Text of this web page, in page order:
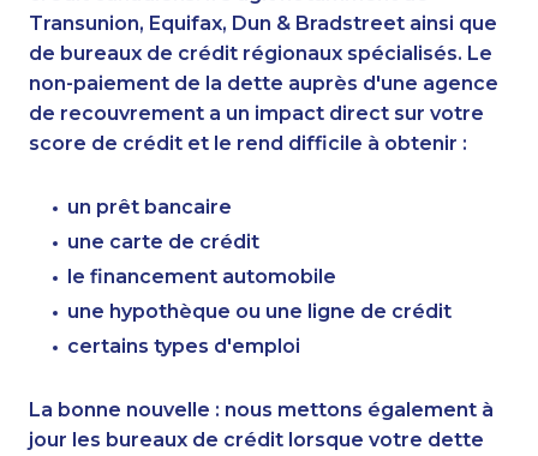
Transunion, Equifax, Dun & Bradstreet ainsi que
de bureaux de crédit régionaux spécialisés. Le
non-paiement de la dette auprès d'une agence
de recouvrement a un impact direct sur votre
score de crédit et le rend difficile à obtenir :
un prêt bancaire
une carte de crédit
le financement automobile
une hypothèque ou une ligne de crédit
certains types d'emploi
La bonne nouvelle : nous mettons également à
jour les bureaux de crédit lorsque votre dette